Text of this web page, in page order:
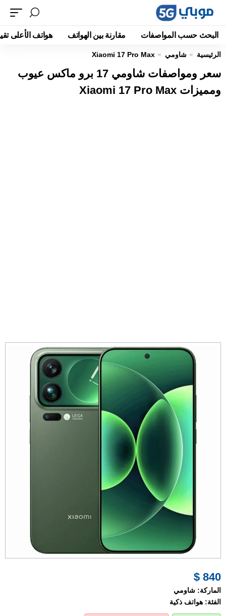
البحث حسب المواصفات مقارنة بين الهواتف هواتف الأعلى
الرئيسية شاومي Xiaomi 17 Pro Max
سعر ومواصفات شاومي 17 برو ماكس عيوب
ومميزات Xiaomi 17 Pro Max
840 $
الماركة: شاومي
الفئة: هواتف ذكية